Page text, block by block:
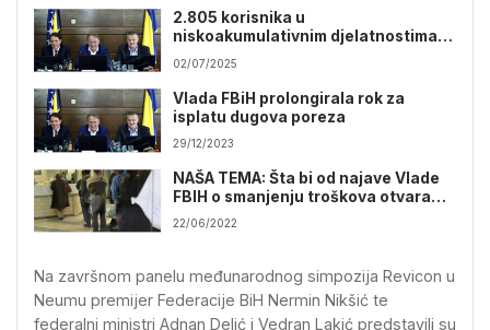
2.805 korisnika u
niskoakumulativnim djelatnostima
obuhvaćeno finansijskom pomoći za
april ove godine
02/07/2025
Vlada FBiH prolongirala rok za
isplatu dugova poreza
29/12/2023
NAŠA TEMA: Šta bi od najave Vlade
FBIH o smanjenju troškova otvaranja
novih firmi
22/06/2022
Na završnom panelu međunarodnog simpozija Revicon u
Neumu premijer Federacije BiH Nermin Nikšić te
federalni ministri Adnan Delić i Vedran Lakić predstavili su